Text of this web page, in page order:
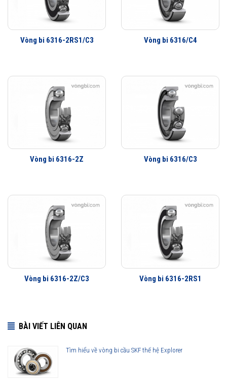
Vòng bi 6316 được phân phối chính hãng
Đại lý ủy quyền SKF chính hãng - SKF Authorized Distributor
Hotline 24/7:
076 66 55 386
0763 356
Vòng bi 6316-2RS1/C3 Vòng bi 6316/C4
Vòng bi 6316-2Z Vòng bi 6316/C3
Vòng bi 6316-2Z/C3 Vòng bi 6316-2RS1
BÀI VIẾT LIÊN QUAN
Tìm hiểu về vòng bi cầu SKF thế hệ Explorer